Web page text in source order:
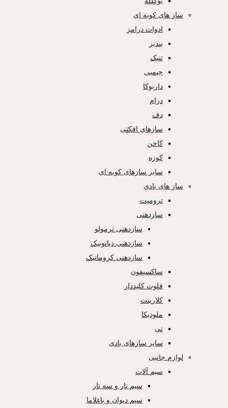
ساز های کوبه ای
ادوات درامز
بندیر
تنبک
جیمبی
داربوکا
درام
دف
سازهای افکتی
کاخن
کوزه
سایر سازهای کوبه ای
ساز های بادی
ترومپت
سازدهنی
سازدهنی ترمولو
سازدهنی دیاتونیک
سازدهنی کروماتیک
ساکسیفون
فلوت کلیددار
کلارینت
ملودیکا
نی
سایر سازهای بادی
لوازم جانبی
سیم آلات
سیم تار و سه تار
سیم دیوان و باغلاما